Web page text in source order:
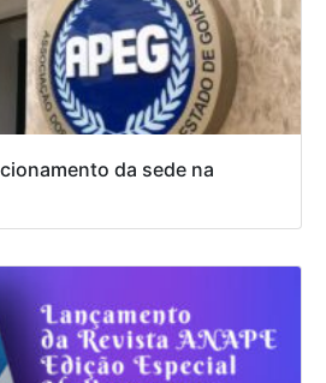
da sede na